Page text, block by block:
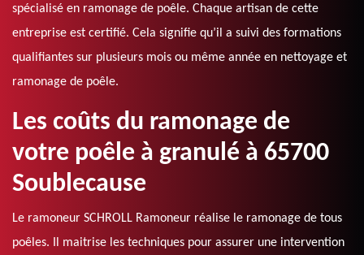
spécialisé en ramonage de poêle. Chaque artisan de cette
entreprise est certifié. Cela signifie qu’il a suivi des formations
qualifiantes sur plusieurs mois ou même année en nettoyage et
ramonage de poêle.
Les coûts du ramonage de
votre poêle à granulé à 65700
Soublecause
Le ramoneur SCHROLL Ramoneur réalise le ramonage de tous
poêles. Il maitrise les techniques pour assurer une intervention